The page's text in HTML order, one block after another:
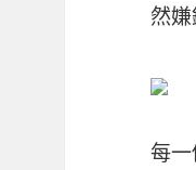
然
每